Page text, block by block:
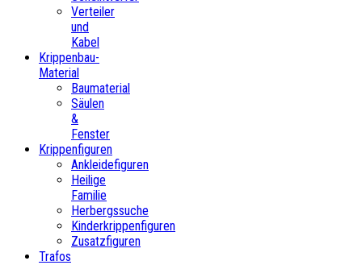
Verteiler
und
Kabel
Krippenbau-
Material
Baumaterial
Säulen
&
Fenster
Krippenfiguren
Ankleidefiguren
Heilige
Familie
Herbergssuche
Kinderkrippenfiguren
Zusatzfiguren
Trafos